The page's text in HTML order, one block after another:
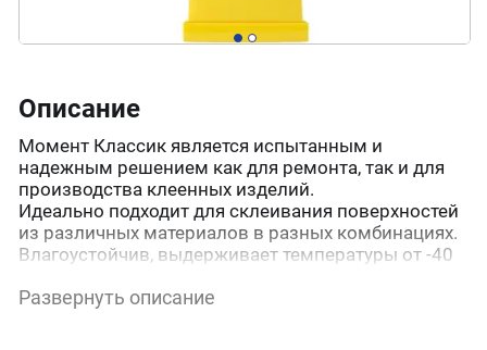
Описание
Момент Классик является испытанным и
надежным решением как для ремонта, так и для
производства клеенных изделий.
Идеально подходит для склеивания поверхностей
из различных материалов в разных комбинациях.
Влагоустойчив, выдерживает температуры от -40
Области применения:
Развернуть описание